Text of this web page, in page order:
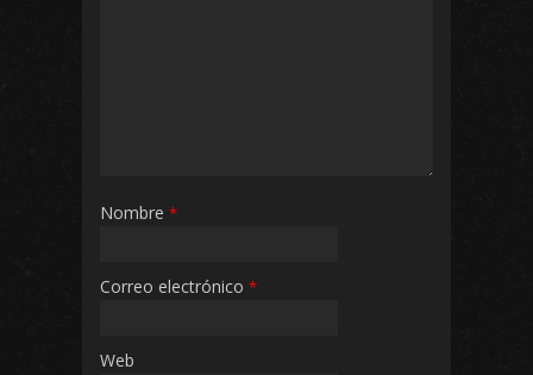
Nombre *
Correo electrónico *
Web